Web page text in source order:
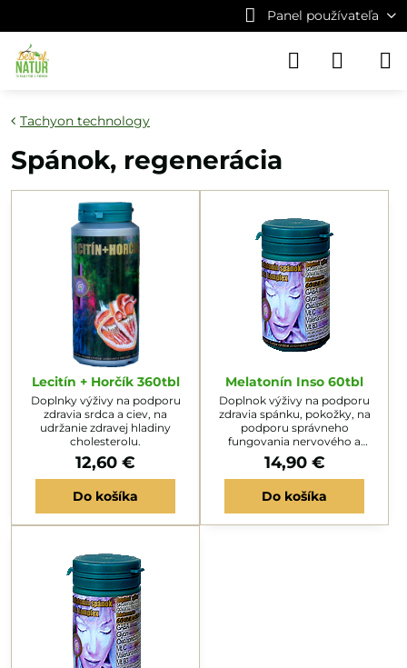
Panel používateľa
Tachyon technology
Spánok, regenerácia
Lecitín + Horčík 360tbl
Doplnky výživy na podporu
zdravia srdca a ciev, na
udržanie zdravej hladiny
cholesterolu.
12,60 €
Do košíka
Melatonín Inso 60tbl
Doplnok výživy na podporu
zdravia spánku, pokožky, na
podporu správneho
fungovania nervového a
imunitného systému.
14,90 €
Do košíka